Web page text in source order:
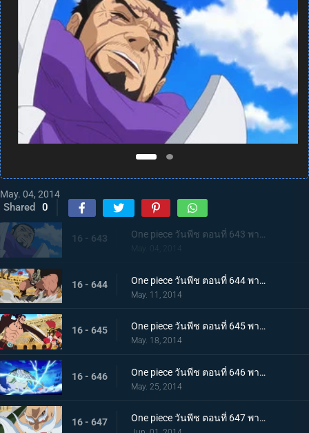
May. 04, 2014
Shared 0
16 - 643
16 - 644 One piece วันพีช ตอนที่ 644 พากย์ไทย หมัดแห่งความโกรธ! คนยักษ์ ปะทะ ลูซี่
May. 11, 2014
16 - 645 One piece วันพีช ตอนที่ 645 พากย์ไทย ระเบิดปืนใหญ่ทำลายล้าง! ลูซี่เจอวิกฤติ
May. 18, 2014
16 - 646 One piece วันพีช ตอนที่ 646 พากย์ไทย โจรสลัดในตำนาน ดอนชินเจียว!
May. 25, 2014
16 - 647 One piece วันพีช ตอนที่ 647 พากย์ไทย แสงและเงา ความมืดที่แฝงตัวอยู่ในเดรสโรซ่า!